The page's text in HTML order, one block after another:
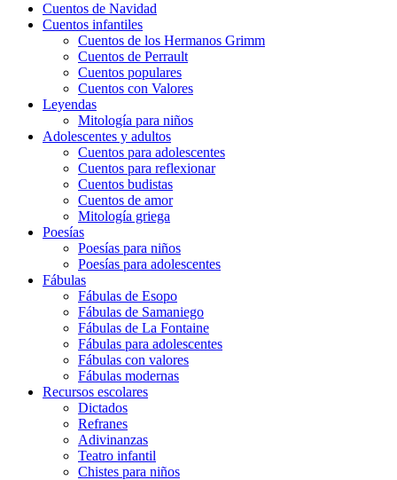
Cuentos de Navidad
Cuentos infantiles
Cuentos de los Hermanos Grimm
Cuentos de Perrault
Cuentos populares
Cuentos con Valores
Leyendas
Mitología para niños
Adolescentes y adultos
Cuentos para adolescentes
Cuentos para reflexionar
Cuentos budistas
Cuentos de amor
Mitología griega
Poesías
Poesías para niños
Poesías para adolescentes
Fábulas
Fábulas de Esopo
Fábulas de Samaniego
Fábulas de La Fontaine
Fábulas para adolescentes
Fábulas con valores
Fábulas modernas
Recursos escolares
Dictados
Refranes
Adivinanzas
Teatro infantil
Chistes para niños